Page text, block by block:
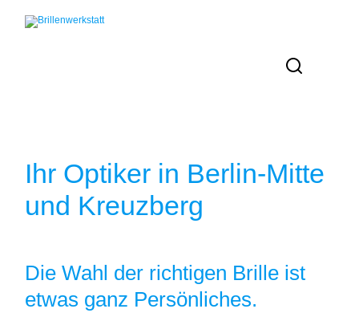
Ihr Optiker in Berlin-Mitte
und Kreuzberg
Die Wahl der richtigen Brille ist
etwas ganz Persönliches.